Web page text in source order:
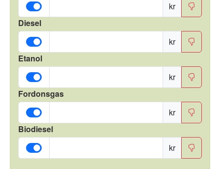
kr
Diesel
kr
Etanol
kr
Fordonsgas
kr
Biodiesel
kr